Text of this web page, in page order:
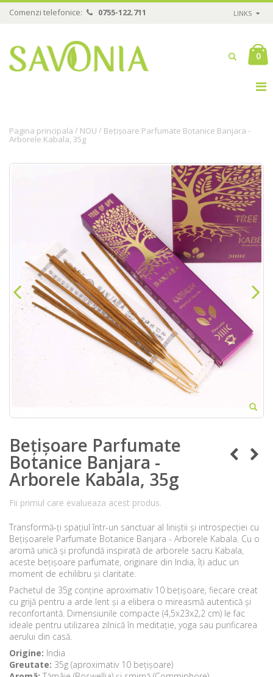
Comenzi telefonice: 0755-122.711 LINKS
0
Pagina principala / NOU / Bețișoare Parfumate Botanice Banjara -
Arborele Kabala, 35g
Bețișoare Parfumate
Botanice Banjara -
Arborele Kabala, 35g
Fii primul care evalueaza acest produs.
Transformă-ți spațiul într-un sanctuar al liniștii și introspecției cu
Bețișoarele Parfumate Botanice Banjara - Arborele Kabala. Cu o
aromă unică și profundă inspirată de arborele sacru Kabala,
aceste bețișoare parfumate, originare din India, îți aduc un
moment de echilibru și claritate.
Pachetul de 35g conține aproximativ 10 bețișoare, fiecare creat
cu grijă pentru a arde lent și a elibera o mireasmă autentică și
reconfortantă. Dimensiunile compacte (4,5x23x2,2 cm) le fac
ideale pentru utilizarea zilnică în meditație, yoga sau purificarea
aerului din casă.
Origine: India
Greutate: 35g (aproximativ 10 bețișoare)